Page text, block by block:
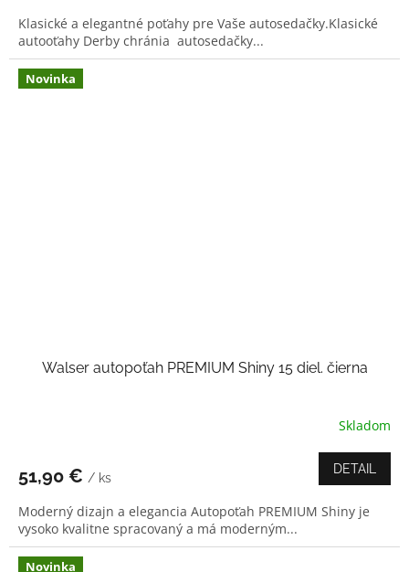
Klasické a elegantné poťahy pre Vaše autosedačky.Klasické
autooťahy Derby chránia autosedačky...
Novinka
Walser autopoťah PREMIUM Shiny 15 diel. čierna
Skladom
51,90 € / ks
DETAIL
Moderný dizajn a elegancia Autopoťah PREMIUM Shiny je
vysoko kvalitne spracovaný a má moderným...
Novinka